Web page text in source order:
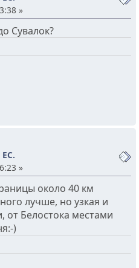
»
Сувалок?
ЕС.
»
около 40 км
лучше, но узкая и
от Белостока местами
)